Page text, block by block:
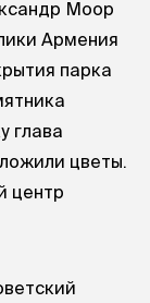
Моор
Армения
парка
глава
цветы.
центр